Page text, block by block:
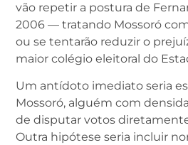
vão repetir a postura de
2006 — tratando Mossoró
ou se tentarão reduzir o
maior colégio eleitoral do
Um antídoto imediato seria
Mossoró, alguém com
de disputar votos
Outra hipótese seria incluir